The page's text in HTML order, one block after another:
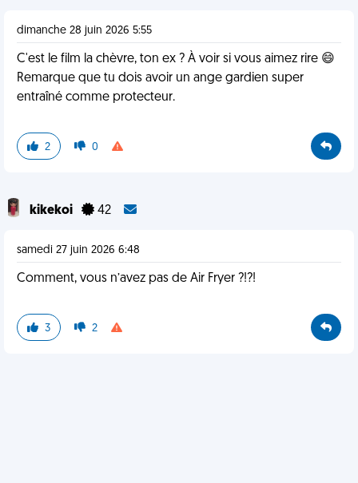
dimanche 28 juin 2026 5:55
C'est le film la chèvre, ton ex ? À voir si vous aimez rire 😄
Remarque que tu dois avoir un ange gardien super
entraîné comme protecteur.
2 0
kikekoi 42
samedi 27 juin 2026 6:48
Comment, vous n’avez pas de Air Fryer ?!?!
3 2